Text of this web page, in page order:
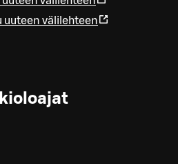
uuteen välilehteen